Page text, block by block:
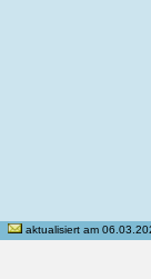
aktualisiert am